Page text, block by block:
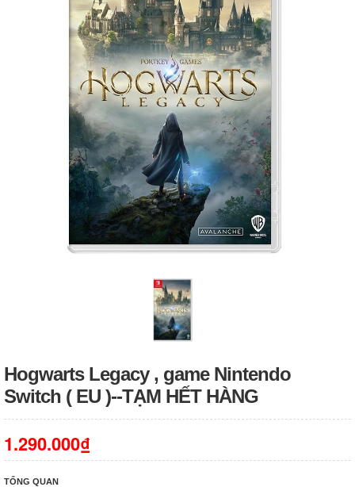
Hogwarts Legacy , game Nintendo
Switch ( EU )--TẠM HẾT HÀNG
1.290.000₫
TỔNG QUAN